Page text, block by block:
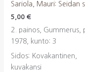
Sariola, Mauri: Seidan
5,00 €
2. painos, Gummerus,
1978, kunto: 3
Sidos: Kovakantinen,
kuvakansi